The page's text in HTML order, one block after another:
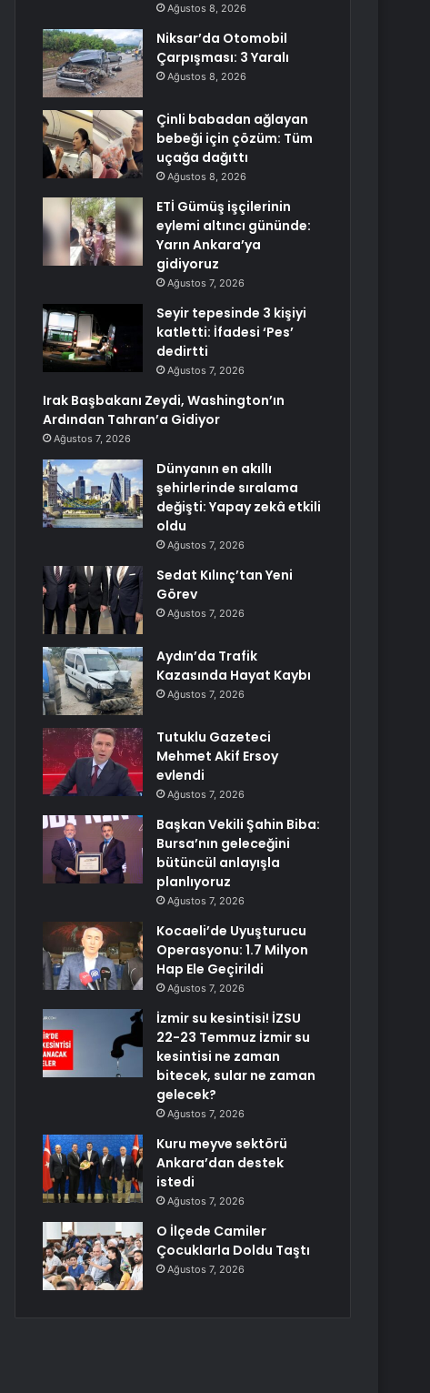
Ağustos 8, 2026
Niksar’da Otomobil
Çarpışması: 3 Yaralı
Ağustos 8, 2026
Çinli babadan ağlayan
bebeği için çözüm: Tüm
uçağa dağıttı
Ağustos 8, 2026
ETİ Gümüş işçilerinin
eylemi altıncı gününde:
Yarın Ankara’ya
gidiyoruz
Ağustos 7, 2026
Seyir tepesinde 3 kişiyi
katletti: İfadesi ‘Pes’
dedirtti
Ağustos 7, 2026
Irak Başbakanı Zeydi, Washington’ın
Ardından Tahran’a Gidiyor
Ağustos 7, 2026
Dünyanın en akıllı
şehirlerinde sıralama
değişti: Yapay zekâ etkili
oldu
Ağustos 7, 2026
Sedat Kılınç’tan Yeni
Görev
Ağustos 7, 2026
Aydın’da Trafik
Kazasında Hayat Kaybı
Ağustos 7, 2026
Tutuklu Gazeteci
Mehmet Akif Ersoy
evlendi
Ağustos 7, 2026
Başkan Vekili Şahin Biba:
Bursa’nın geleceğini
bütüncül anlayışla
planlıyoruz
Ağustos 7, 2026
Kocaeli’de Uyuşturucu
Operasyonu: 1.7 Milyon
Hap Ele Geçirildi
Ağustos 7, 2026
İzmir su kesintisi! İZSU
22-23 Temmuz İzmir su
kesintisi ne zaman
bitecek, sular ne zaman
gelecek?
Ağustos 7, 2026
Kuru meyve sektörü
Ankara’dan destek
istedi
Ağustos 7, 2026
O İlçede Camiler
Çocuklarla Doldu Taştı
Ağustos 7, 2026